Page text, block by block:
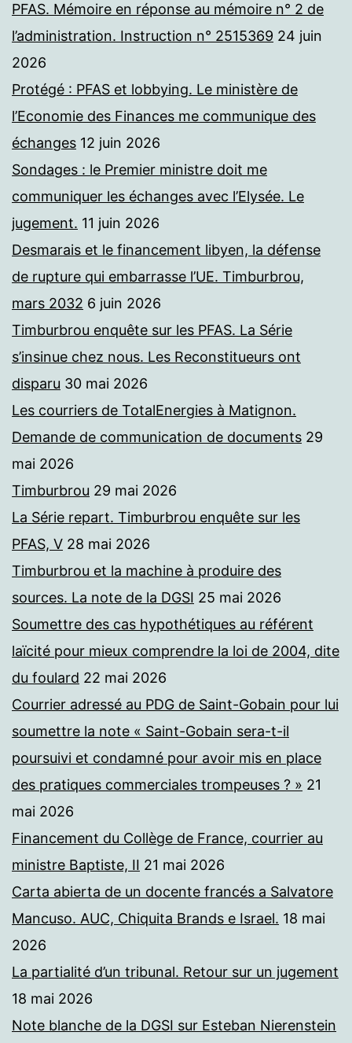
PFAS. Mémoire en réponse au mémoire n° 2 de
l’administration. Instruction n° 2515369 24 juin
2026
Protégé : PFAS et lobbying. Le ministère de
l’Economie des Finances me communique des
échanges 12 juin 2026
Sondages : le Premier ministre doit me
communiquer les échanges avec l’Elysée. Le
jugement. 11 juin 2026
Desmarais et le financement libyen, la défense
de rupture qui embarrasse l’UE. Timburbrou,
mars 2032 6 juin 2026
Timburbrou enquête sur les PFAS. La Série
s’insinue chez nous. Les Reconstitueurs ont
disparu 30 mai 2026
Les courriers de TotalEnergies à Matignon.
Demande de communication de documents 29
mai 2026
Timburbrou 29 mai 2026
La Série repart. Timburbrou enquête sur les
PFAS, V 28 mai 2026
Timburbrou et la machine à produire des
sources. La note de la DGSI 25 mai 2026
Soumettre des cas hypothétiques au référent
laïcité pour mieux comprendre la loi de 2004, dite
du foulard 22 mai 2026
Courrier adressé au PDG de Saint-Gobain pour lui
soumettre la note « Saint-Gobain sera-t-il
poursuivi et condamné pour avoir mis en place
des pratiques commerciales trompeuses ? » 21
mai 2026
Financement du Collège de France, courrier au
ministre Baptiste, II 21 mai 2026
Carta abierta de un docente francés a Salvatore
Mancuso. AUC, Chiquita Brands e Israel. 18 mai
2026
La partialité d’un tribunal. Retour sur un jugement
18 mai 2026
Note blanche de la DGSI sur Esteban Nierenstein